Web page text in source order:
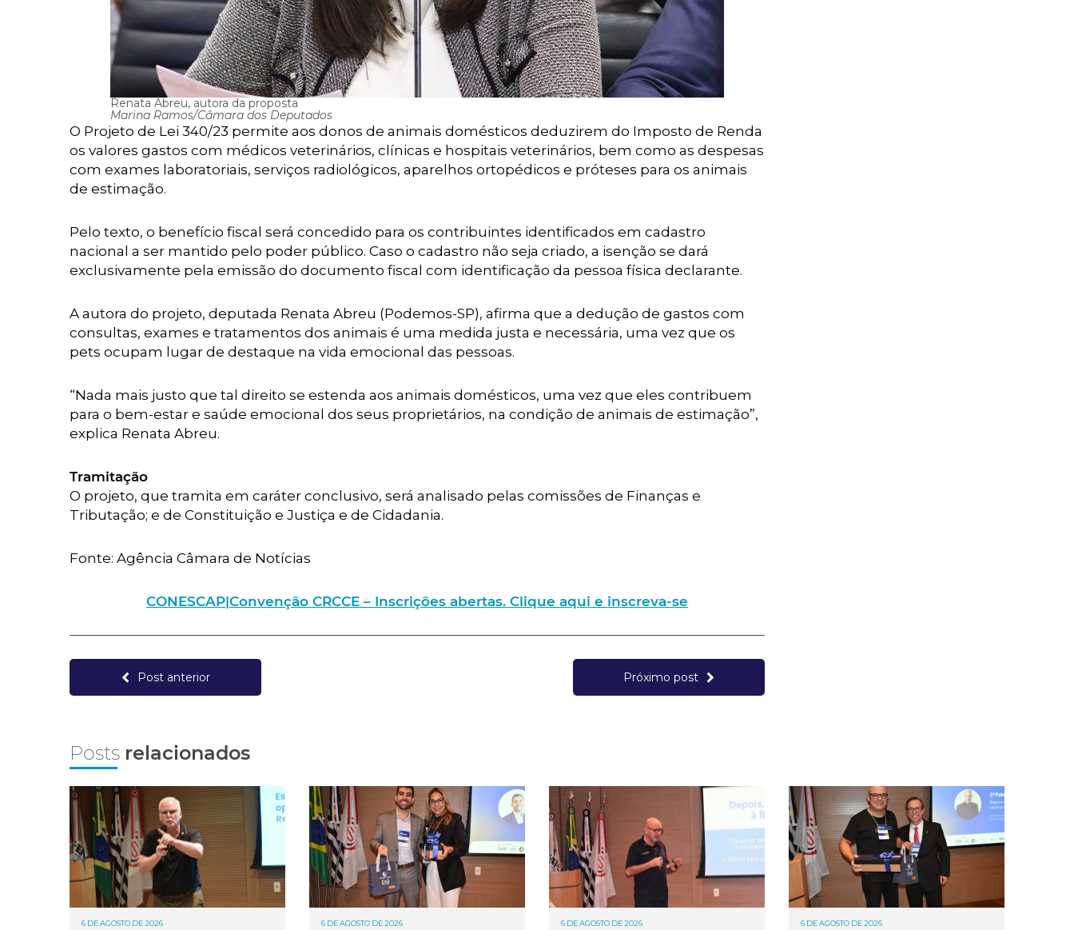
Renata Abreu, autora da proposta
Marina Ramos/Câmara dos Deputados
O Projeto de Lei 340/23 permite aos donos de animais domésticos deduzirem do Imposto de Renda
os valores gastos com médicos veterinários, clínicas e hospitais veterinários, bem como as despesas
com exames laboratoriais, serviços radiológicos, aparelhos ortopédicos e próteses para os animais
de estimação.
Pelo texto, o benefício fiscal será concedido para os contribuintes identificados em cadastro
nacional a ser mantido pelo poder público. Caso o cadastro não seja criado, a isenção se dará
exclusivamente pela emissão do documento fiscal com identificação da pessoa física declarante.
A autora do projeto, deputada Renata Abreu (Podemos-SP), afirma que a dedução de gastos com
consultas, exames e tratamentos dos animais é uma medida justa e necessária, uma vez que os
pets ocupam lugar de destaque na vida emocional das pessoas.
“Nada mais justo que tal direito se estenda aos animais domésticos, uma vez que eles contribuem
para o bem-estar e saúde emocional dos seus proprietários, na condição de animais de estimação”,
explica Renata Abreu.
Tramitação
O projeto, que tramita em caráter conclusivo, será analisado pelas comissões de Finanças e
Tributação; e de Constituição e Justiça e de Cidadania.
Fonte: Agência Câmara de Notícias
CONESCAP|Convenção CRCCE – Inscrições abertas. Clique aqui e inscreva-se
Post anterior Próximo post
Posts relacionados
6 DE AGOSTO DE 2026 6 DE AGOSTO DE 2026 6 DE AGOSTO DE 2026 6 DE AGOSTO DE 2026